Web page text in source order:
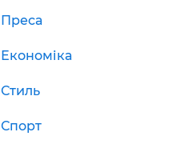
Преса
Економіка
Стиль
Спорт